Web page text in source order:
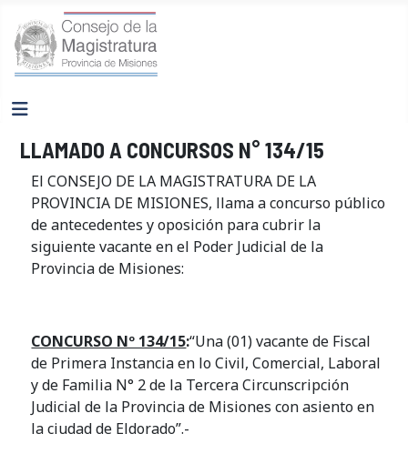
LLAMADO A CONCURSOS N° 134/15
El CONSEJO DE LA MAGISTRATURA DE LA
PROVINCIA DE MISIONES, llama a concurso público
de antecedentes y oposición para cubrir la
siguiente vacante en el Poder Judicial de la
Provincia de Misiones:
CONCURSO Nº 134/15:“Una (01) vacante de Fiscal
de Primera Instancia en lo Civil, Comercial, Laboral
y de Familia N° 2 de la Tercera Circunscripción
Judicial de la Provincia de Misiones con asiento en
la ciudad de Eldorado”.-